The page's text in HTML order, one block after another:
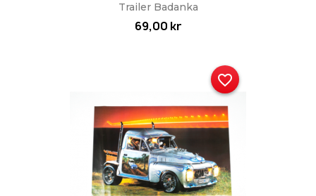
Trailer Badanka
69,00 kr
favorite_border